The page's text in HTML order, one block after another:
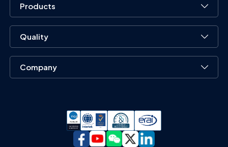
Products
Quality
Company